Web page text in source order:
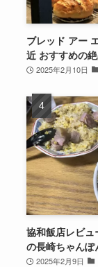
ブレッド アー
近 おすすめの
2025年2月10日
協和飯店レビ
の長崎ちゃんぽ
2025年2月9日